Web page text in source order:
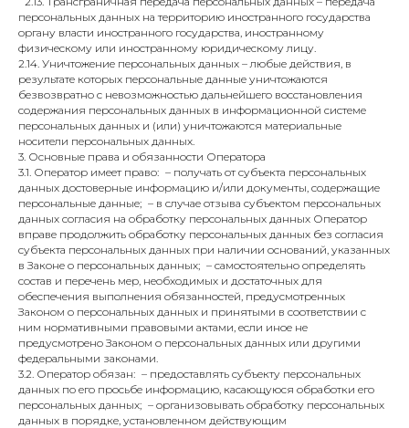
персональных данных на территорию иностранного государства
органу власти иностранного государства, иностранному
физическому или иностранному юридическому лицу.
2.14. Уничтожение персональных данных – любые действия, в
результате которых персональные данные уничтожаются
безвозвратно с невозможностью дальнейшего восстановления
содержания персональных данных в информационной системе
персональных данных и (или) уничтожаются материальные
носители персональных данных.
3. Основные права и обязанности Оператора
3.1. Оператор имеет право: – получать от субъекта персональных
данных достоверные информацию и/или документы, содержащие
персональные данные; – в случае отзыва субъектом персональных
данных согласия на обработку персональных данных Оператор
вправе продолжить обработку персональных данных без согласия
субъекта персональных данных при наличии оснований, указанных
в Законе о персональных данных; – самостоятельно определять
состав и перечень мер, необходимых и достаточных для
обеспечения выполнения обязанностей, предусмотренных
Законом о персональных данных и принятыми в соответствии с
ним нормативными правовыми актами, если иное не
предусмотрено Законом о персональных данных или другими
федеральными законами.
3.2. Оператор обязан: – предоставлять субъекту персональных
данных по его просьбе информацию, касающуюся обработки его
персональных данных; – организовывать обработку персональных
данных в порядке, установленном действующим